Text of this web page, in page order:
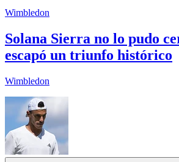
Wimbledon
Solana Sierra no lo pudo
escapó un triunfo histórico
Wimbledon